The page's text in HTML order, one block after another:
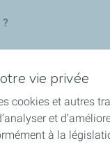
d'énergie
vie privée
cookies et autres
et
à la